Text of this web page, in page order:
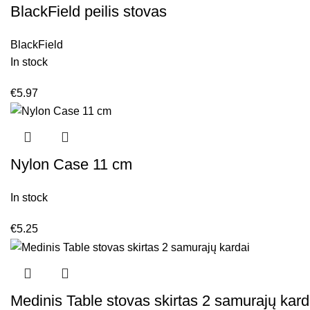
BlackField peilis stovas
BlackField
In stock
€5.97
Nylon Case 11 cm
In stock
€5.25
Medinis Table stovas skirtas 2 samurajų